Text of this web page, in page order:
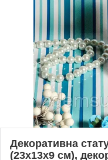
Декоративна
(23х13х9 см),